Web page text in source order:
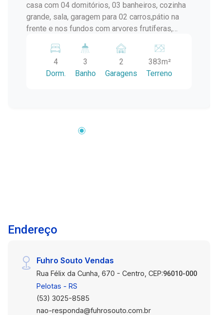
casa com 04 domitórios, 03 banheiros, cozinha
grande, sala, garagem para 02 carros,pátio na
frente e nos fundos com arvores frutíferas,
duas casas em uma.
4
Dorm.
3
Banho
2
Garagens
383m²
Terreno
Endereço
Fuhro Souto Vendas
Rua Félix da Cunha, 670 - Centro, CEP:96010-000
Pelotas - RS
(53) 3025-8585
nao-responda@fuhrosouto.com.br